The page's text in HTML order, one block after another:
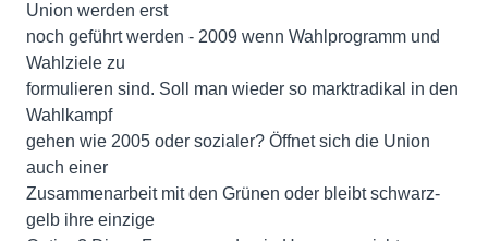
Union werden erst
noch geführt werden - 2009 wenn Wahlprogramm und
Wahlziele zu
formulieren sind. Soll man wieder so marktradikal in den
Wahlkampf
gehen wie 2005 oder sozialer? Öffnet sich die Union
auch einer
Zusammenarbeit mit den Grünen oder bleibt schwarz-
gelb ihre einzige